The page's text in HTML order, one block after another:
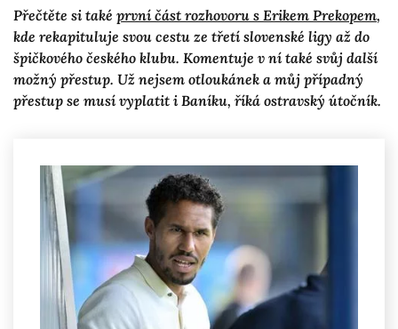
Přečtěte si také první část rozhovoru s Erikem Prekopem,
kde rekapituluje svou cestu ze třetí slovenské ligy až do
špičkového českého klubu. Komentuje v ní také svůj další
možný přestup. Už nejsem otloukánek a můj případný
přestup se musí vyplatit i Baníku, říká ostravský útočník.